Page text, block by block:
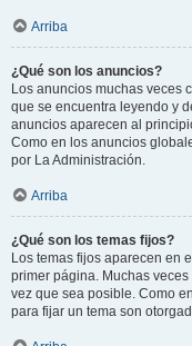
Arriba
¿Qué son los anuncios?
Los anuncios muchas veces
que se encuentra leyendo y
anuncios aparecen al
Como en los anuncios
por La Administración.
Arriba
¿Qué son los temas fijos?
Los temas fijos aparecen en
primer página. Muchas
vez que sea posible. Como
para fijar un tema son